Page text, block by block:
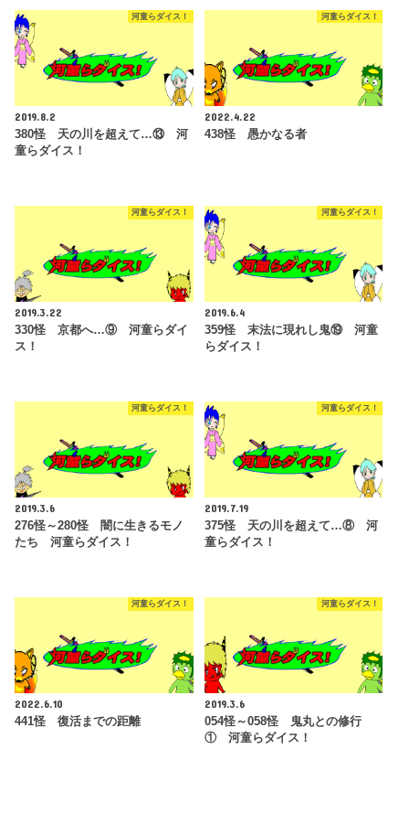
河童らダイス！
2019.8.2
380怪 天の川を超えて…⑬ 河
童らダイス！
河童らダイス！
2022.4.22
438怪 愚かなる者
河童らダイス！
2019.3.22
330怪 京都へ…⑨ 河童らダイ
ス！
河童らダイス！
2019.6.4
359怪 末法に現れし鬼⑲ 河童
らダイス！
河童らダイス！
2019.3.6
276怪～280怪 闇に生きるモノ
たち 河童らダイス！
河童らダイス！
2019.7.19
375怪 天の川を超えて…⑧ 河
童らダイス！
河童らダイス！
2022.6.10
441怪 復活までの距離
河童らダイス！
2019.3.6
054怪～058怪 鬼丸との修行
① 河童らダイス！